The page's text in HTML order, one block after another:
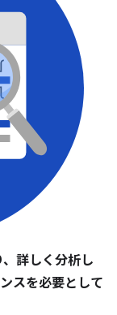
詳しく分析し
スを必要として